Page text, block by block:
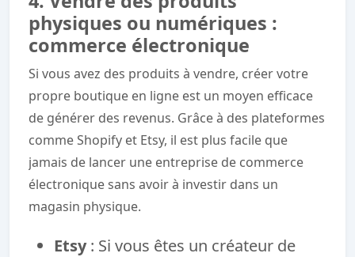
physiques ou numériques :
commerce électronique
Si vous avez des produits à vendre, créer votre
propre boutique en ligne est un moyen efficace
de générer des revenus. Grâce à des plateformes
comme Shopify et Etsy, il est plus facile que
jamais de lancer une entreprise de commerce
électronique sans avoir à investir dans un
magasin physique.
Etsy: Si vous êtes un créateur de